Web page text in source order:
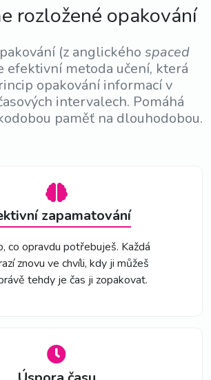
rozložené opakování
(z anglického spaced
efektivní metoda učení, která
opakování informací v
intervalech. Pomáhá
paměť na dlouhodobou.
zapamatování
co opravdu potřebuješ. Každá
znovu ve chvíli, kdy ji můžeš
tehdy je čas ji zopakovat.